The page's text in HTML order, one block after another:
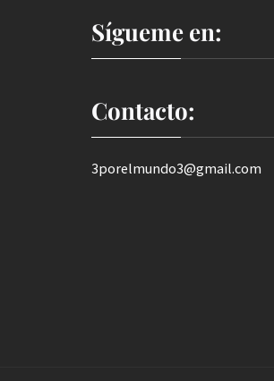
Sígueme en:
Contacto:
3porelmundo3@gmail.com